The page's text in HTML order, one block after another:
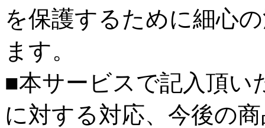
を保護するために細心
ます。
■本サービスで記入頂い
に対する対応、今後の